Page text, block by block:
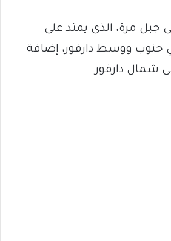
جبل مرة، الذي يمتد على
ووسط دارفور، إضافة
شمال دارفور.